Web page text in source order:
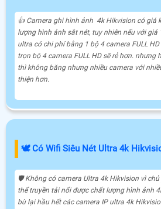
👍 Camera ghi hình ảnh 4k Hikvision có giá
lượng hình ảnh sắt nét, tuy nhiên nếu với giá
ultra có chi phí bằng 1 bộ 4 camera FULL
trọn bộ 4 camera FULL HD sẽ rẻ hơn. nhưng
thì không băng nhưng nhiều camera với
thiện hơn.
🕊️ Có Wifi Siêu Nét Ultra 4k
🛡 Không có camera Ultra 4k Hikvision vì
thể truyền tải nổi được chất lượng hình ảnh
bù lại hầu hết các camera IP ultra 4k